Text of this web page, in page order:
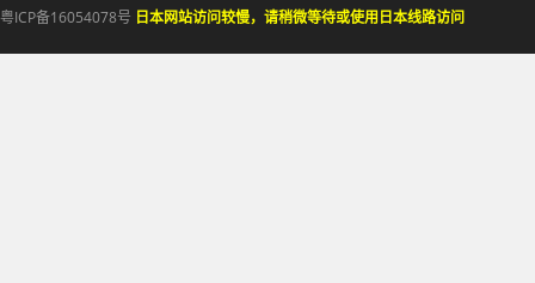
粤ICP备16054078号 日本网站访问较慢，请稍微等待或使用日本线路访问